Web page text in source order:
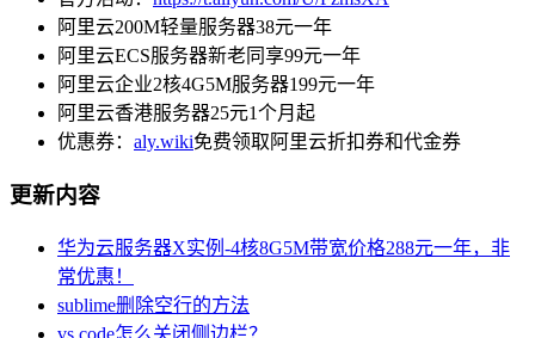
阿里云200M轻量服务器38元一年
阿里云ECS服务器新老同享99元一年
阿里云企业2核4G5M服务器199元一年
阿里云香港服务器25元1个月起
优惠券： aly.wiki免费领取阿里云折扣券和代金券
更新内容
华为云服务器X实例-4核8G5M带宽价格288元一年，非
常优惠！
sublime删除空行的方法
vs code怎么关闭侧边栏？